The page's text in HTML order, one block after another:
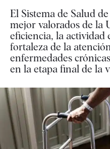
El Sistema de Salud
mejor valorados de la
eficiencia, la actividad
fortaleza de la
enfermedades
en la etapa final de la